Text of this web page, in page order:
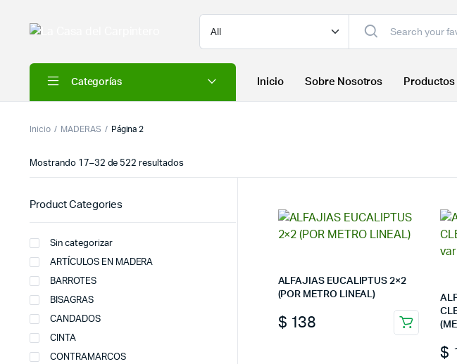
Categorías Inicio Sobre Nosotros Productos
Inicio MADERAS Página 2
Mostrando 17–32 de 522 resultados
ALFAJIAS EUCALIPTUS 2×2
(POR METRO LINEAL)
$ 138
$
Product Categories
Sin categorizar
ARTÍCULOS EN MADERA
BARROTES
BISAGRAS
CANDADOS
CINTA
CONTRAMARCOS